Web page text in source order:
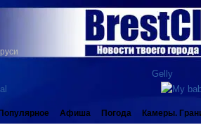
Популярное Афиша Погода Камеры.